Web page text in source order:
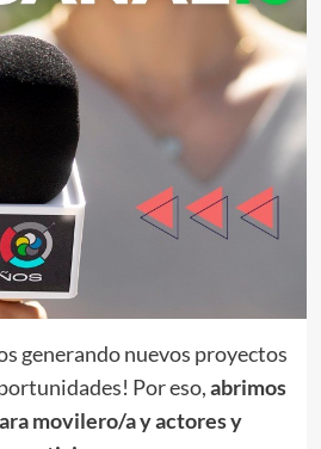
generando nuevos proyectos
Por eso,abrimos
movilero/a y actores y